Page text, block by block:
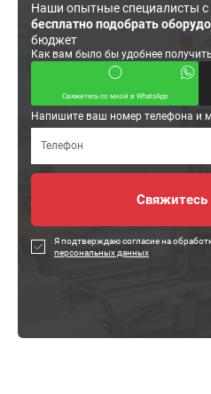
Наши опытные специалисты с
бесплатно подобрать
бюджет
Как вам было бы удобнее
Свяжитесь со мной в WhatsApp
Напишите ваш номер телефона и
Я подтверждаю согласие на
персональных данных